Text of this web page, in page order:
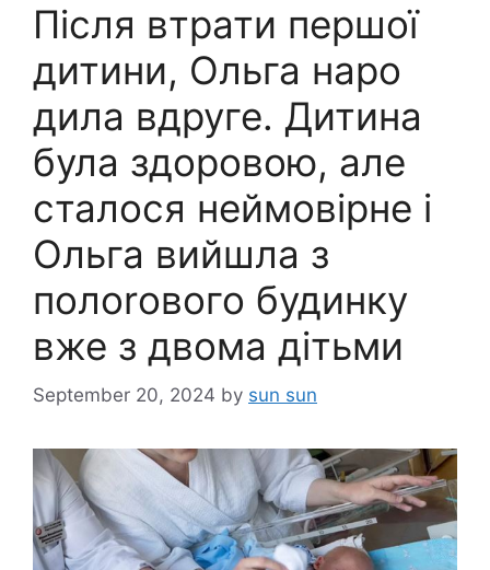
Після втрати першої
дитини, Ольга наро
дила вдруге. Дитина
була здоровою, але
сталося неймовірне і
Ольга вийшла з
полоrового будинку
вже з двома дітьми
September 20, 2024 by sun sun